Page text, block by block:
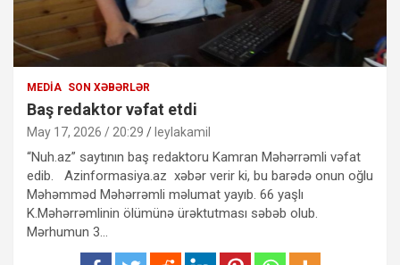
MEDIA SON XƏBƏRLƏR
Baş redaktor vəfat etdi
May 17, 2026 / 20:29 leylakamil
“Nuh.az” saytının baş redaktoru Kamran Məhərrəmli vəfat
edib. Azinformasiya.az xəbər verir ki, bu barədə onun oğlu
Məhəmməd Məhərrəmli məlumat yayıb. 66 yaşlı
K.Məhərrəmlinin ölümünə ürəktutması səbəb olub.
Mərhumun 3…